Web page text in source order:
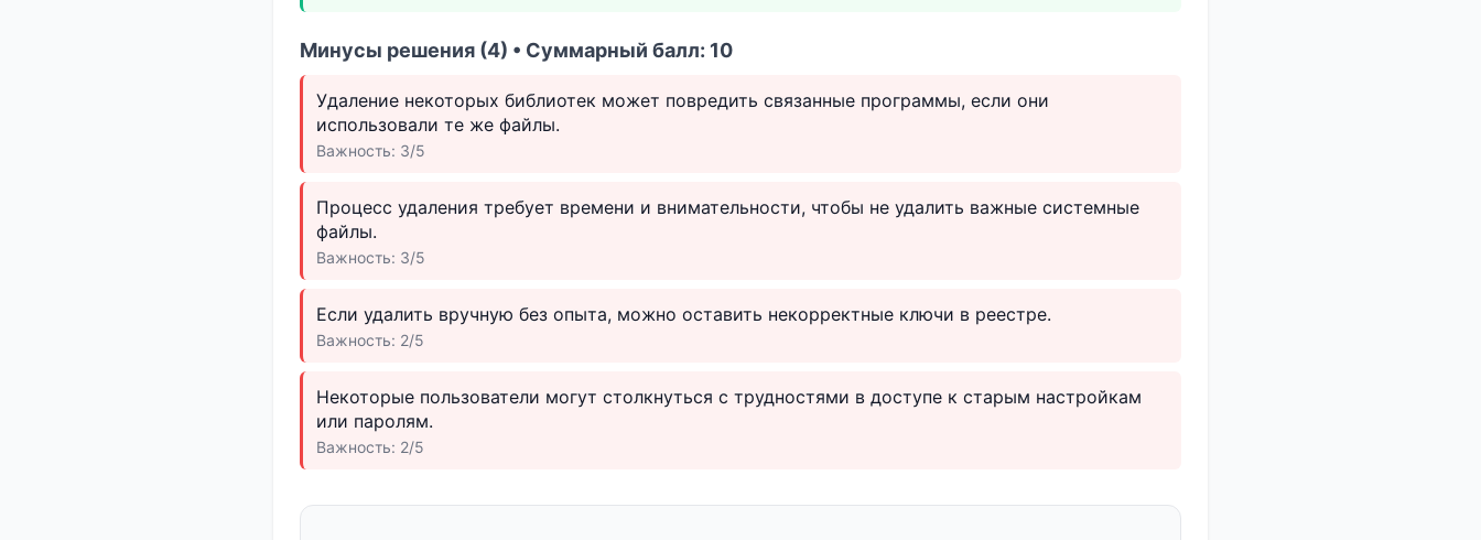
Минусы решения (4) • Суммарный балл: 10
Удаление некоторых библиотек может повредить связанные программы, если они
использовали те же файлы.
Важность: 3/5
Процесс удаления требует времени и внимательности, чтобы не удалить важные системные
файлы.
Важность: 3/5
Если удалить вручную без опыта, можно оставить некорректные ключи в реестре.
Важность: 2/5
Некоторые пользователи могут столкнуться с трудностями в доступе к старым настройкам
или паролям.
Важность: 2/5